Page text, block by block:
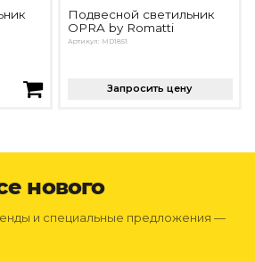
Подвесной светильник
OPRA by Romatti
Артикул: MD1851
Запросить цену
нового
и специальные предложения —